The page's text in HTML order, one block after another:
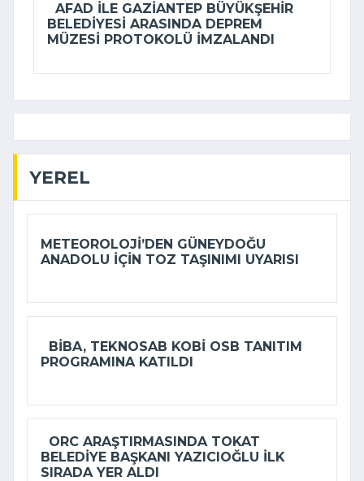
AFAD ILE GAZIANTEP BÜYÜKŞEHIR
BELEDIYESI ARASINDA DEPREM
MÜZESI PROTOKOLÜ IMZALANDI
YEREL
METEOROLOJI’DEN GÜNEYDOĞU
ANADOLU IÇIN TOZ TAŞINIMI UYARISI
BIBA, TEKNOSAB KOBİ OSB TANITIM
PROGRAMINA KATILDI
ORC ARAŞTIRMASINDA TOKAT
BELEDIYE BAŞKANI YAZICIOĞLU ILK
SIRADA YER ALDI